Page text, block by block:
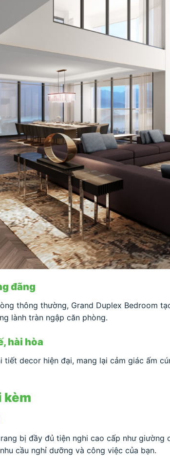
đãng
thông thường, Grand Duplex Bedroom
lành tràn ngập căn phòng.
hài hòa
decor hiện đại, mang lại cảm giác ấm
kèm
bị đầy đủ tiện nghi cao cấp như
cầu nghỉ dưỡng và công việc của bạn.